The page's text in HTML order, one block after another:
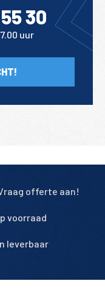
30
uur
offerte aan!
voorraad
leverbaar